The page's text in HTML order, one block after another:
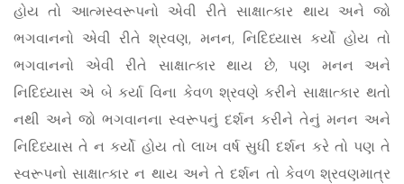
હોય તો આત્મસ્વરૂપનો એવી રીતે સાક્ષાત્કાર થાય અને જો
ભગવાનનો એવી રીતે શ્રવણ, મનન, નિદિધ્યાસ કર્યો હોય તો
ભગવાનનો એવી રીતે સાક્ષાત્કાર થાય છે, પણ મનન અને
નિદિધ્યાસ એ બે કર્યા વિના કેવળ શ્રવણે કરીને સાક્ષાત્કાર થતો
નથી અને જો ભગવાનના સ્વરૂપનું દર્શન કરીને તેનું મનન અને
નિદિધ્યાસ તે ન કર્યો હોય તો લાખ વર્ષ સુધી દર્શન કરે તો પણ તે
સ્વરૂપનો સાક્ષાત્કાર ન થાય અને તે દર્શન તો કેવળ શ્રવણમાત્ર